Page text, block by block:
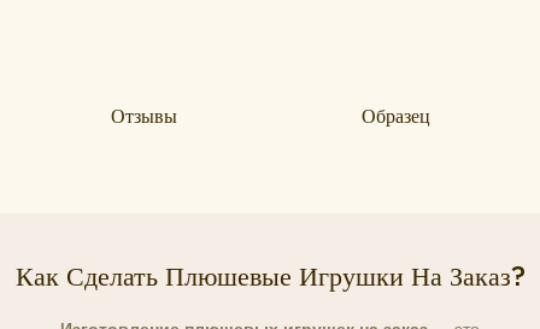
Отзывы Образец
Как Сделать Плюшевые Игрушки На Заказ?